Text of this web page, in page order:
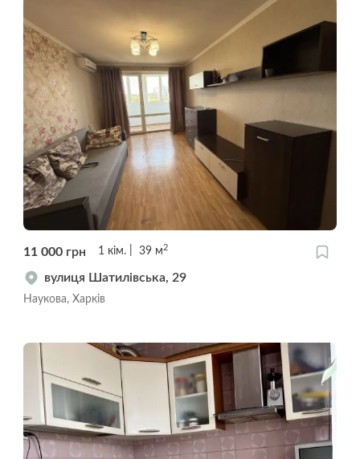
11 000 грн 1 кім. 39 м 2
вулиця Шатилівська, 29
Наукова, Харків